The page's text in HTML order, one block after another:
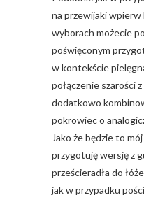
na przewijaki wpierw
wyborach możecie
poświęconym
w kontekście
połączenie szarości
dodatkowo
pokrowiec o
Jako że będzie to
przygotuję wersję z
prześcieradła do
jak w przypadku